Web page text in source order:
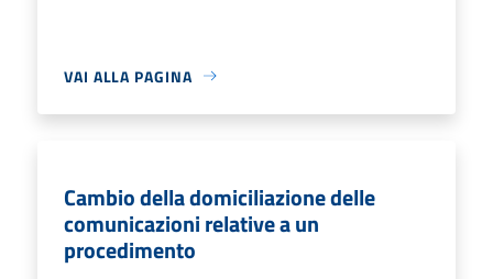
VAI ALLA PAGINA
Cambio della domiciliazione delle
comunicazioni relative a un
procedimento